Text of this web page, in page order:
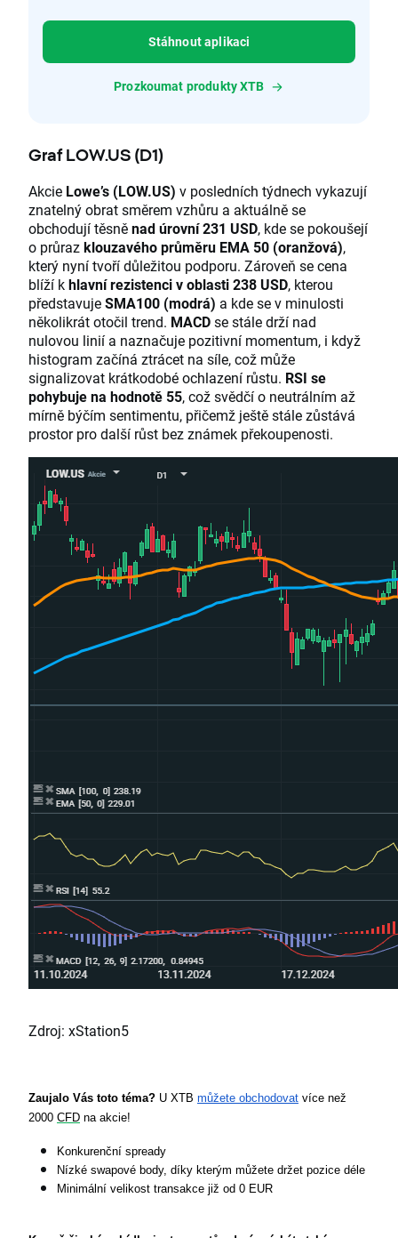
Stáhnout aplikaci
Prozkoumat produkty XTB
Graf LOW.US (D1)
Akcie Lowe’s (LOW.US) v posledních týdnech vykazují
znatelný obrat směrem vzhůru a aktuálně se
obchodují těsněnad úrovní 231 USD, kde se pokoušejí
o průrazklouzavého průměru EMA 50 (oranžová),
který nyní tvoří důležitou podporu. Zároveň se cena
blíží khlavní rezistenci v oblasti 238 USD, kterou
představujeSMA100 (modrá) a kde se v minulosti
několikrát otočil trend. MACDse stále drží nad
nulovou linií a naznačuje pozitivní momentum, i když
histogram začíná ztrácet na síle, což může
signalizovat krátkodobé ochlazení růstu. RSI se
pohybuje na hodnotě 55, což svědčí o neutrálním až
mírně býčím sentimentu, přičemž ještě stále zůstává
prostor pro další růst bez známek překoupenosti.
Zdroj: xStation5
Zaujalo Vás toto téma? U XTB můžete obchodovat více než
2000 CFD na akcie!
Konkurenční spready
Nízké swapové body, díky kterým můžete držet pozice déle
Minimální velikost transakce již od 0 EUR